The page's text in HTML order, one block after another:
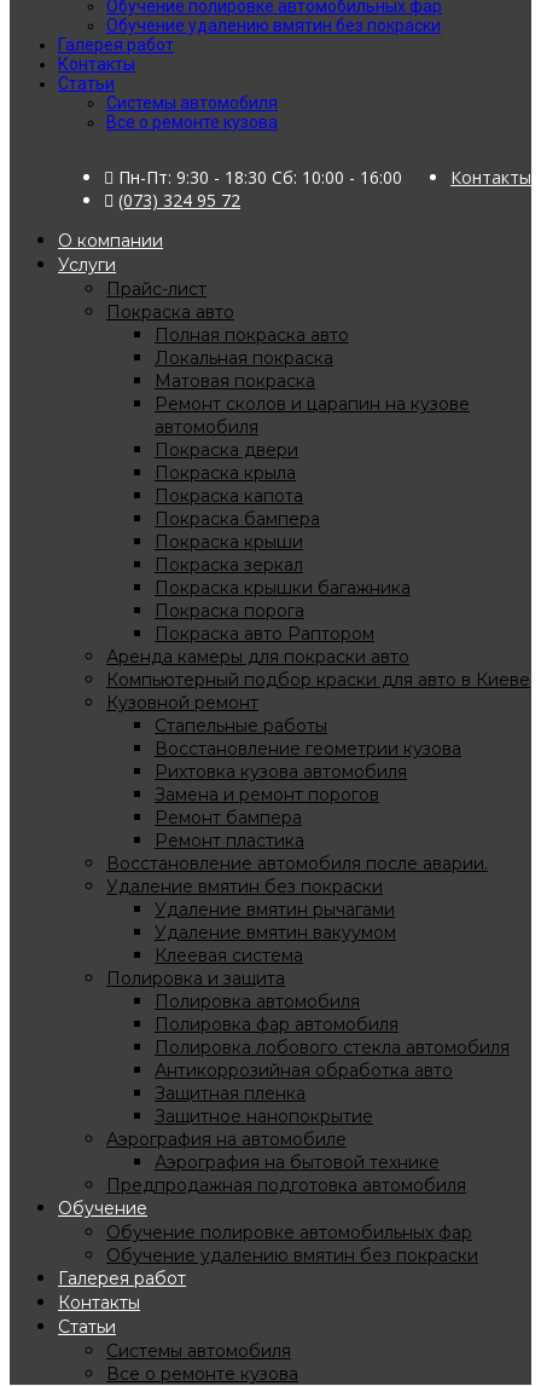
Обучение полировке автомобильных фар
Обучение удалению вмятин без покраски
Галерея работ
Контакты
Статьи
Системы автомобиля
Все о ремонте кузова
Контакты
Пн-Пт: 9:30 - 18:30 Сб: 10:00 - 16:00
(073) 324 95 72
О компании
Услуги
Прайс-лист
Покраска авто
Полная покраска авто
Локальная покраска
Матовая покраска
Ремонт сколов и царапин на кузове
автомобиля
Покраска двери
Покраска крыла
Покраска капота
Покраска бампера
Покраска крыши
Покраска зеркал
Покраска крышки багажника
Покраска порога
Покраска авто Раптором
Аренда камеры для покраски авто
Компьютерный подбор краски для авто в Киеве
Кузовной ремонт
Стапельные работы
Восстановление геометрии кузова
Рихтовка кузова автомобиля
Замена и ремонт порогов
Ремонт бампера
Ремонт пластика
Восстановление автомобиля после аварии.
Удаление вмятин без покраски
Удаление вмятин рычагами
Удаление вмятин вакуумом
Клеевая система
Полировка и защита
Полировка автомобиля
Полировка фар автомобиля
Полировка лобового стекла автомобиля
Антикоррозийная обработка авто
Защитная пленка
Защитное нанопокрытие
Аэрография на автомобиле
Аэрография на бытовой технике
Предпродажная подготовка автомобиля
Обучение
Обучение полировке автомобильных фар
Обучение удалению вмятин без покраски
Галерея работ
Контакты
Статьи
Системы автомобиля
Все о ремонте кузова